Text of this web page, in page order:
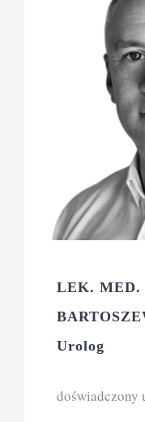
LEK. MED.
Urolog
doświadczony